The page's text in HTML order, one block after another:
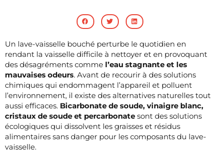
Un lave-vaisselle bouché perturbe le quotidien en
rendant la vaisselle difficile à nettoyer et en provoquant
des désagréments comme l’eau stagnante et les
mauvaises odeurs. Avant de recourir à des solutions
chimiques qui endommagent l’appareil et polluent
l’environnement, il existe des alternatives naturelles tout
aussi efficaces. Bicarbonate de soude, vinaigre blanc,
cristaux de soude et percarbonate sont des solutions
écologiques qui dissolvent les graisses et résidus
alimentaires sans danger pour les composants du lave-
vaisselle.